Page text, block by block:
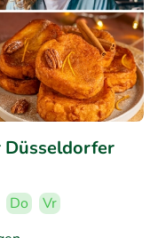
Düsseldorfer
Do
Vr